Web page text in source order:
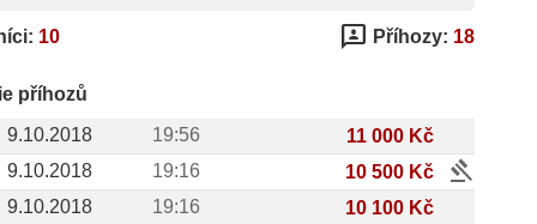
10 3p Příhozy: 18
příhozů
9.10.2018
19:56
11 000 Kč
9.10.2018
19:16 10 500 Kč gavel
9.10.2018 19:16
10 100 Kč